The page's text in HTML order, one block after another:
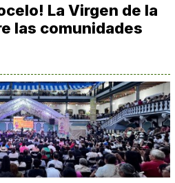
La Virgen de la
las comunidades